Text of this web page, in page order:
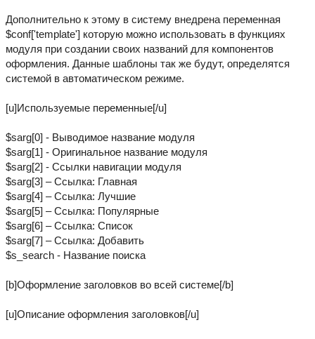
Дополнительно к этому в систему внедрена переменная
$conf['template'] которую можно использовать в функциях
модуля при создании своих названий для компонентов
оформления. Данные шаблоны так же будут, определятся
системой в автоматическом режиме.
[u]Используемые переменные[/u]
$sarg[0] - Выводимое название модуля
$sarg[1] - Оригинальное название модуля
$sarg[2] - Ссылки навигации модуля
$sarg[3] – Ссылка: Главная
$sarg[4] – Ссылка: Лучшие
$sarg[5] – Ссылка: Популярные
$sarg[6] – Ссылка: Список
$sarg[7] – Ссылка: Добавить
$s_search - Название поиска
[b]Оформление заголовков во всей системе[/b]
[u]Описание оформления заголовков[/u]